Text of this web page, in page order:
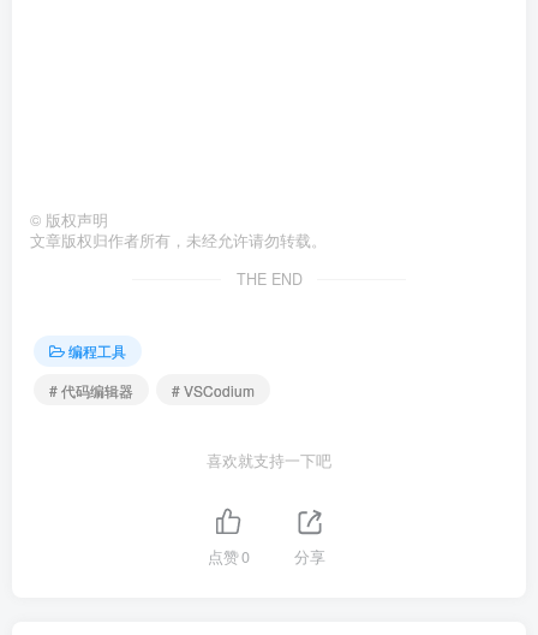
© 版权声明
文章版权归作者所有，未经允许请勿转载。
THE END
编程工具
# 代码编辑器
# VSCodium
喜欢就支持一下吧
点赞0 分享